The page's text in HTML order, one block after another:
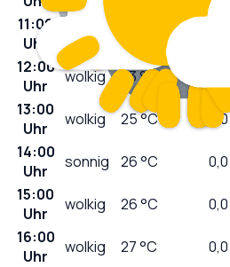
11:00
Uhr
bewölkt
12:00
Uhr
wolkig 23°C
13:00
Uhr
wolkig 25°C 0,0
14:00
Uhr
sonnig 26°C 0,0
15:00
Uhr
wolkig 26°C 0,0
16:00
Uhr
wolkig 27°C 0,0